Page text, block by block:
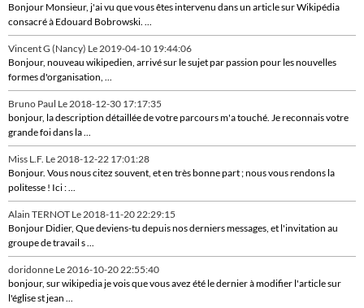
Bonjour Monsieur, j'ai vu que vous êtes intervenu dans un article sur Wikipédia
consacré à Edouard Bobrowski. ...
Vincent G (Nancy) Le 2019-04-10 19:44:06
Bonjour, nouveau wikipedien, arrivé sur le sujet par passion pour les nouvelles
formes d'organisation, ...
Bruno Paul Le 2018-12-30 17:17:35
bonjour, la description détaillée de votre parcours m'a touché. Je reconnais votre
grande foi dans la ...
Miss L.F. Le 2018-12-22 17:01:28
Bonjour. Vous nous citez souvent, et en très bonne part ; nous vous rendons la
politesse ! Ici : ...
Alain TERNOT Le 2018-11-20 22:29:15
Bonjour Didier, Que deviens-tu depuis nos derniers messages, et l'invitation au
groupe de travail s ...
doridonne Le 2016-10-20 22:55:40
bonjour, sur wikipedia je vois que vous avez été le dernier à modifier l'article sur
l'église st jean ...